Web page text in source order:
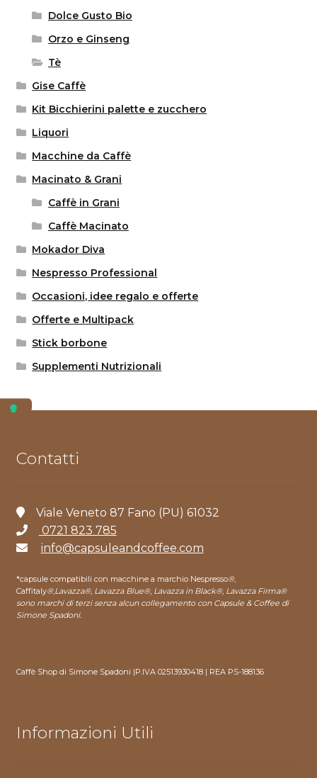
Dolce Gusto Bio
Orzo e Ginseng
Tè
Gise Caffè
Kit Bicchierini palette e zucchero
Liquori
Macchine da Caffè
Macinato & Grani
Caffè in Grani
Caffè Macinato
Mokador Diva
Nespresso Professional
Occasioni, idee regalo e offerte
Offerte e Multipack
Stick borbone
Supplementi Nutrizionali
Contatti
Viale Veneto 87 Fano (PU) 61032
0721 823 785
info@capsuleandcoffee.com
*capsule compatibili con macchine a marchio Nespresso®,
Caffitaly®,Lavazza®, Lavazza Blue®, Lavazza in Black®, Lavazza Firma®
sono marchi di terzi senza alcun collegamento con Capsule & Coffee di
Simone Spadoni.
Caffè Shop di Simone Spadoni |P.IVA 02513930418 | REA PS-188136
Informazioni Utili